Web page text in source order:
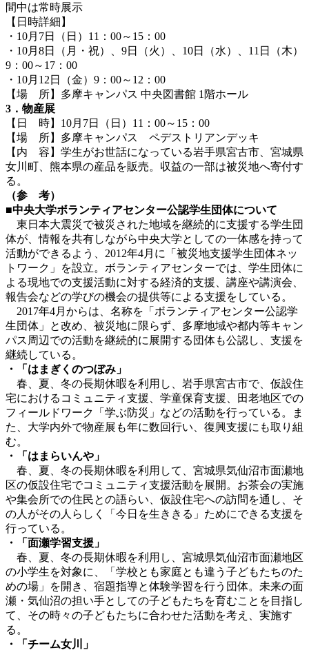
間中は常時展示
【日時詳細】
・10月7日（日）11：00～15：00
・10月8日（月・祝）、9日（火）、10日（水）、11日（木）
9：00～17：00
・10月12日（金）9：00～12：00
【場 所】多摩キャンパス 中央図書館 1階ホール
3．物産展
【日 時】10月7日（日）11：00～15：00
【場 所】多摩キャンパス ペデストリアンデッキ
【内 容】学生がお世話になっている岩手県宮古市、宮城県
女川町、熊本県の産品を販売。収益の一部は被災地へ寄付す
る。
（参 考）
■中央大学ボランティアセンター公認学生団体について
東日本大震災で被災された地域を継続的に支援する学生団
体が、情報を共有しながら中央大学としての一体感を持って
活動ができるよう、2012年4月に「被災地支援学生団体ネッ
トワーク」を設立。ボランティアセンターでは、学生団体に
よる現地での支援活動に対する経済的支援、講座や講演会、
報告会などの学びの機会の提供等による支援をしている。
2017年4月からは、名称を「ボランティアセンター公認学
生団体」と改め、被災地に限らず、多摩地域や都内等キャン
パス周辺での活動を継続的に展開する団体も公認し、支援を
継続している。
・「はまぎくのつぼみ」
春、夏、冬の長期休暇を利用し、岩手県宮古市で、仮設住
宅におけるコミュニティ支援、学童保育支援、田老地区での
フィールドワーク「学ぶ防災」などの活動を行っている。ま
た、大学内外で物産展も年に数回行い、復興支援にも取り組
む。
・「はまらいんや」
春、夏、冬の長期休暇を利用して、宮城県気仙沼市面瀬地
区の仮設住宅でコミュニティ支援活動を展開。お茶会の実施
や集会所での住民との語らい、仮設住宅への訪問を通し、そ
の人がその人らしく「今日を生ききる」ためにできる支援を
行っている。
・「面瀬学習支援」
春、夏、冬の長期休暇を利用し、宮城県気仙沼市面瀬地区
の小学生を対象に、「学校とも家庭とも違う子どもたちのた
めの場」を開き、宿題指導と体験学習を行う団体。未来の面
瀬・気仙沼の担い手としての子どもたちを育むことを目指し
て、その時々の子どもたちに合わせた活動を考え、実施す
る。
・「チーム女川」